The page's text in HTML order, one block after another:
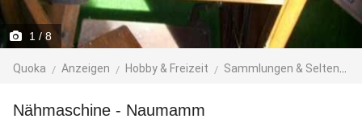
1 / 8
Quoka Anzeigen Hobby & Freizeit Sammlungen & Seltenes
Nähmaschine - Naumamm